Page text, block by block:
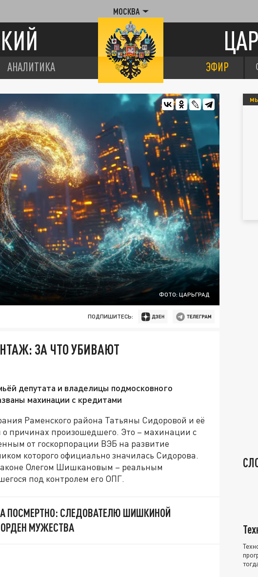
МОСКВА
АНАЛИТИКА ЭФИР
ФОТО: ЦАРЬГРАД
ПОДПИШИТЕСЬ:
ЗА ЧТО УБИВАЮТ
депутата и владелицы подмосковного
махинации с кредитами
Раменского района Татьяны Сидоровой и её
о причинах произошедшего. Это – махинации с
от госкорпорации ВЭБ на развитие
которого официально значилась Сидорова.
Олегом Шишкановым – реальным
под контролем его ОПГ.
ПОСМЕРТНО: СЛЕДОВАТЕЛЮ ШИШКИНОЙ
МУЖЕСТВА